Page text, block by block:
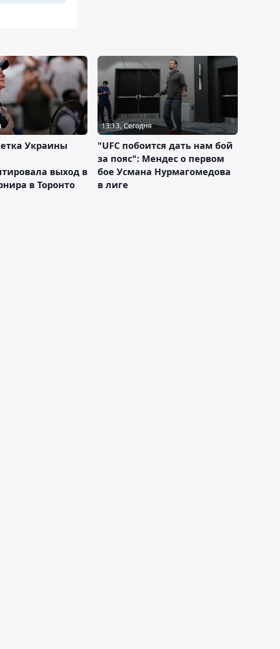
Украины
выход в
в Торонто
13:13, Сегодня
"UFC побоится дать нам бой
за пояс": Мендес о первом
бое Усмана Нурмагомедова
в лиге